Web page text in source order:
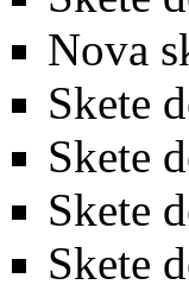
Nova
Skete
Skete
Skete
Skete